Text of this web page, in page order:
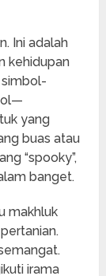
Ini adalah
kehidupan
simbol-
yang
buas atau
“spooky”,
banget.
makhluk
irama